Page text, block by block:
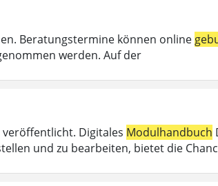
Beratungstermine können online
werden. Auf der
Digitales Modulhandbuch
und zu bearbeiten, bietet die